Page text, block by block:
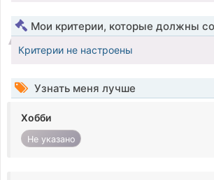
Мои критерии, которые должны
Критерии не настроены
Узнать меня лучше
Хобби
Не указано